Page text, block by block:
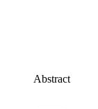
Abstract